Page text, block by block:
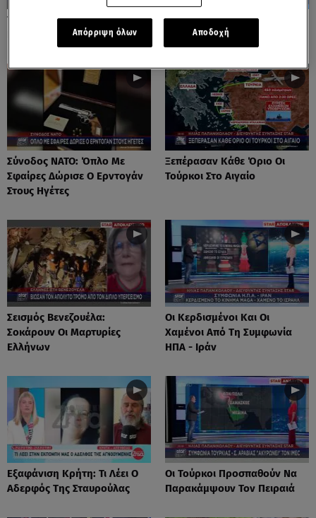
Το Star Στο Κέντρο Πολιτικής
Προστασίας της ΕΕ
Τραμπ Για F-35: Κανείς Δε Θα
Μου Πει Τι Θα Πουλήσουμε
Σύνοδος ΝΑΤΟ: Όπλο Με
Σφαίρες Δώρισε Ο Ερντογάν
Στους Ηγέτες
Ξεπέρασαν Κάθε Όριο Οι
Τούρκοι Στο Αιγαίο
Σεισμός Βενεζουέλα:
Σοκάρουν Οι Μαρτυρίες
Ελλήνων
Οι Κερδισμένοι Και Οι
Χαμένοι Από Τη Συμφωνία
ΗΠΑ - Ιράν
Eξαφάνιση Κρήτη: Τι Λέει Ο
Αδερφός Της Σταυρούλας
Οι Τούρκοι Προσπαθούν Να
Παρακάμψουν Τον Πειραιά
Απόρριψη όλων Αποδοχή